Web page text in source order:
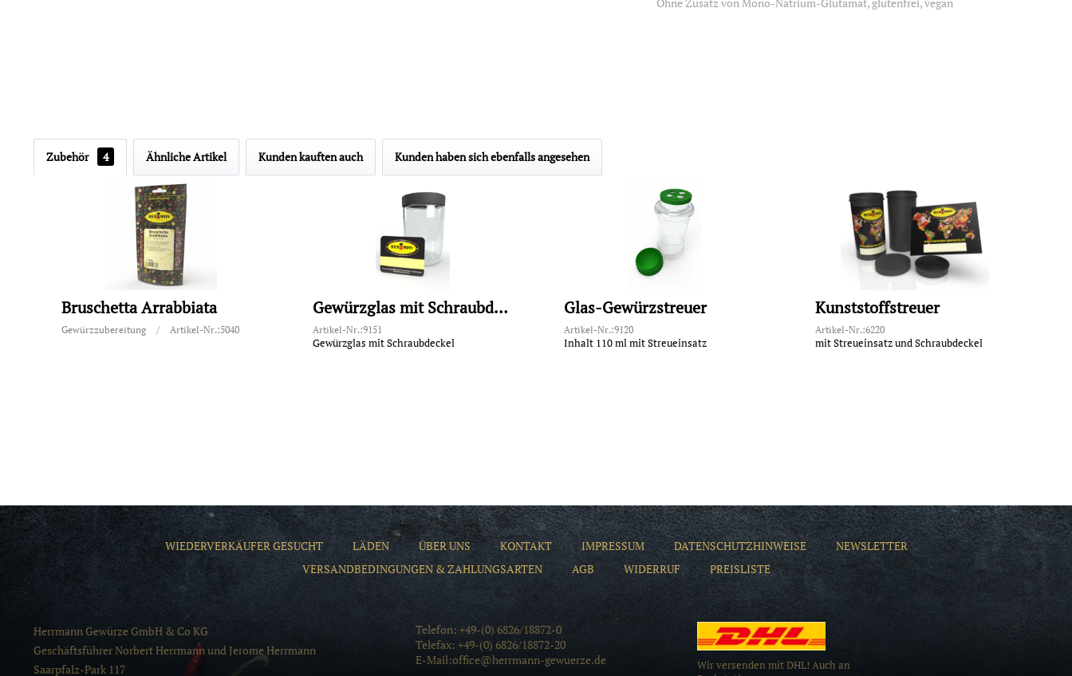
Zubehör 4 Ähnliche Artikel Kunden kauften auch Kunden haben sich ebenfalls angesehen
Bruschetta Arrabbiata
Gewürzzubereitung / Artikel-Nr.:5040
Gewürzglas mit Schraubdeckel
Artikel-Nr.:9151
Gewürzglas mit Schraubdeckel
Glas-Gewürzstreuer
Artikel-Nr.:9120
Inhalt 110 ml mit Streueinsatz
Kunststoffstreuer
Artikel-Nr.:6220
mit Streueinsatz und Schraubdeckel
WIEDERVERKÄUFER GESUCHT LÄDEN ÜBER UNS KONTAKT IMPRESSUM DATENSCHUTZHINWEISE
NEWSLETTER
VERSANDBEDINGUNGEN & ZAHLUNGSARTEN
AGB WIDERRUF PREISLISTE
Herrmann Gewürze GmbH & Co KG
Geschäftsführer Norbert Herrmann und Jerome Herrmann
Saarpfalz-Park 117
Telefon: +49-(0) 6826/18872-0
Telefax: +49-(0) 6826/18872-20
E-Mail:office@herrmann-gewuerze.de
Wir versenden mit DHL! Auch an